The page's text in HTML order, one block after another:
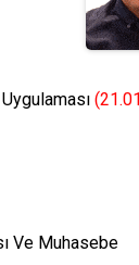
Ve Muhasebe